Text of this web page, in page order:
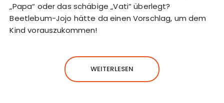
„Papa“ oder das schäbige „Vati“ überlegt?
Beetlebum-Jojo hätte da einen Vorschlag, um dem
Kind vorauszukommen!
WEITERLESEN